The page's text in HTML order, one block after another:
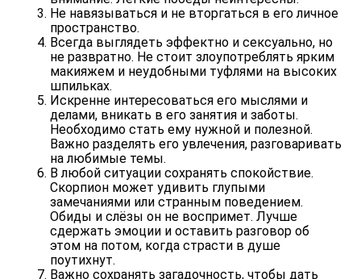
Не навязываться и не вторгаться в его личное
пространство.
Всегда выглядеть эффектно и сексуально, но
не развратно. Не стоит злоупотреблять ярким
макияжем и неудобными туфлями на высоких
шпильках.
Искренне интересоваться его мыслями и
делами, вникать в его занятия и заботы.
Необходимо стать ему нужной и полезной.
Важно разделять его увлечения, разговаривать
на любимые темы.
В любой ситуации сохранять спокойствие.
Скорпион может удивить глупыми
замечаниями или странным поведением.
Обиды и слёзы он не воспримет. Лучше
сдержать эмоции и оставить разговор об
этом на потом, когда страсти в душе
поутихнут.
Важно сохранять загадочность, чтобы дать